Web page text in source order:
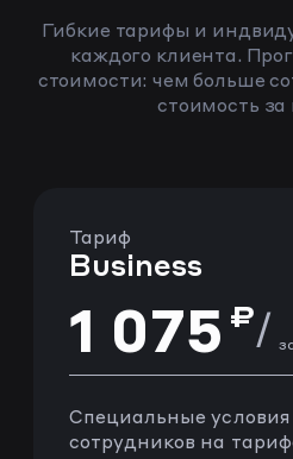
Гибкие тарифы и
каждого клиента.
стоимости: чем больше
стоимость за
Тариф
Business
1 075 ₽/
Специальные условия
сотрудников на